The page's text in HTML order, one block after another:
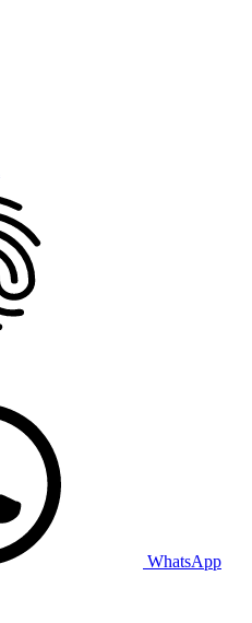
WhatsApp